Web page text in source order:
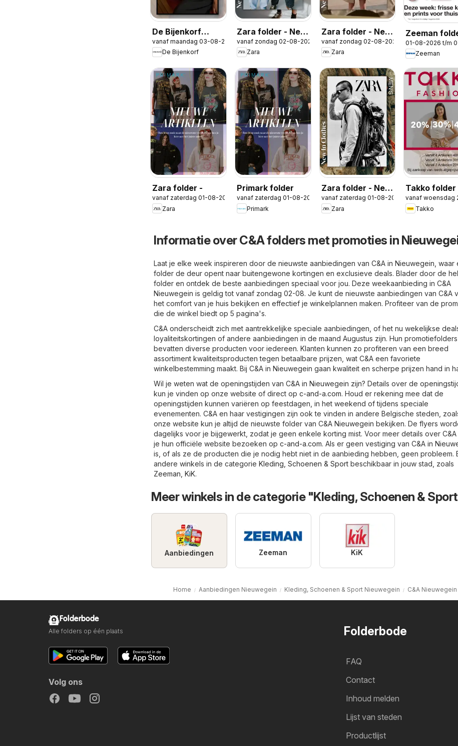
De Bijenkorf
folder
vanaf maandag 03-08-2026
De Bijenkorf
Zara folder - New
in Boys
vanaf zondag 02-08-2026
Zara
Zara folder - New
in Girls
vanaf zondag 02-08-2026
Zara
Zeeman
01-08-2026 t/m
Zeeman
Zara folder -
vanaf zaterdag 01-08-2026
Zara
Primark folder
vanaf zaterdag 01-08-2026
Primark
Zara folder - New
in Men
vanaf zaterdag 01-08-2026
Zara
Takko folder
vanaf woensdag
Takko
Informatie over C&A folders met promoties in
Laat je elke week inspireren door de nieuwste aanbiedingen van C&A in Nieuwegein, waar
folder de deur opent naar buitengewone kortingen en exclusieve deals. Blader door de
folder en ontdek de beste aanbiedingen speciaal voor jou. Deze weekaanbieding in C&A
Nieuwegein is geldig tot vanaf zondag 02-08. Je kunt de nieuwste aanbiedingen van C&A
het comfort van je huis bekijken en effectief je winkelplannen maken. Profiteer van de
die de winkel biedt op 5 pagina's.
C&A onderscheidt zich met aantrekkelijke speciale aanbiedingen, of het nu wekelijkse
loyaliteitskortingen of andere aanbiedingen in de maand Augustus zijn. Hun promotiefolders
bevatten diverse producten voor iedereen. Klanten kunnen zo profiteren van een breed
assortiment kwaliteitsproducten tegen betaalbare prijzen, wat C&A een favoriete
winkelbestemming maakt. Bij C&A in Nieuwegein gaan kwaliteit en scherpe prijzen hand in
Wil je weten wat de openingstijden van C&A in Nieuwegein zijn? Details over de
kun je vinden op onze website of direct op c-and-a.com. Houd er rekening mee dat de
openingstijden kunnen variëren op feestdagen, in het weekend of tijdens speciale
evenementen. C&A en haar vestigingen zijn ook te vinden in andere Belgische steden,
onze website kun je altijd de nieuwste folder van C&A Nieuwegein bekijken. De flyers
dagelijks voor je bijgewerkt, zodat je geen enkele korting mist. Voor meer details over C&A
je hun officiële website bezoeken op c-and-a.com. Als er geen vestiging van C&A in
is, of als ze de producten die je nodig hebt niet in de aanbieding hebben, geen probleem.
andere winkels in de categorie Kleding, Schoenen & Sport beschikbaar in jouw stad, zoals
Zeeman KiK.
Meer winkels in de categorie "Kleding, Schoenen &
Aanbiedingen Zeeman KiK
Home Aanbiedingen Nieuwegein Kleding, Schoenen & Sport Nieuwegein C&A Nieuwegein
Folderbode
FAQ
Contact
Inhoud melden
Lijst van steden
Productlijst
Folderbode
Alle folders op één plaats
Volg ons